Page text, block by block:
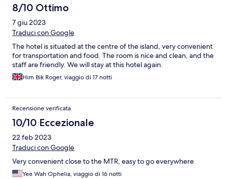
8/10 Ottimo
7 giu 2023
Traduci con Google
The hotel is situated at the centre of the island, very convenient
for transportation and food. The room is nice and clean, and the
staff are friendly. We will stay at this hotel again.
Him Bik Roger, viaggio di 17 notti
Recensione verificata
10/10 Eccezionale
22 feb 2023
Traduci con Google
Very convenient close to the MTR, easy to go everywhere
Yee Wah Ophelia, viaggio di 16 notti